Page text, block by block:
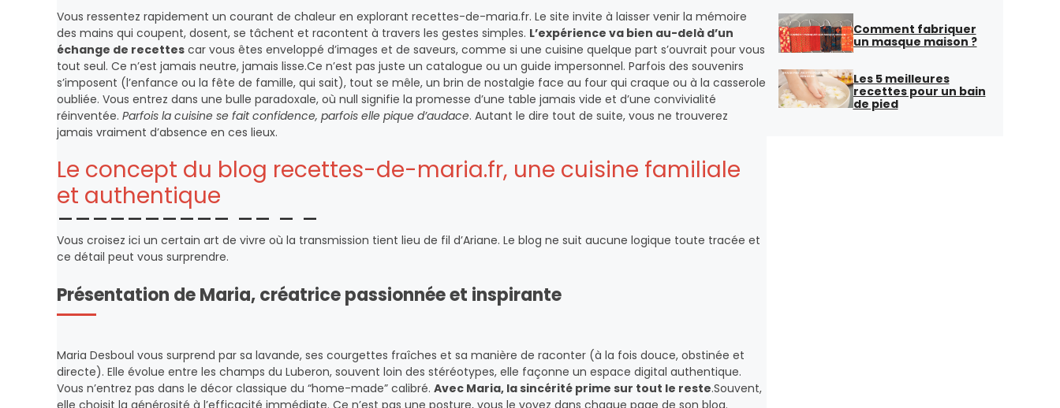
Vous ressentez rapidement un courant de chaleur en explorant recettes-de-maria.fr. Le site invite à laisser venir la mémoire
des mains qui coupent, dosent, se tâchent et racontent à travers les gestes simples. L’expérience va bien au-delà d’un
échange de recettes car vous êtes enveloppé d’images et de saveurs, comme si une cuisine quelque part s’ouvrait pour vous
tout seul. Ce n’est jamais neutre, jamais lisse.Ce n’est pas juste un catalogue ou un guide impersonnel. Parfois des souvenirs
s’imposent (l’enfance ou la fête de famille, qui sait), tout se mêle, un brin de nostalgie face au four qui craque ou à la casserole
oubliée. Vous entrez dans une bulle paradoxale, où null signifie la promesse d’une table jamais vide et d’une convivialité
réinventée. Parfois la cuisine se fait confidence, parfois elle pique d’audace. Autant le dire tout de suite, vous ne trouverez
jamais vraiment d’absence en ces lieux.
Le concept du blog recettes-de-maria.fr, une cuisine familiale
et authentique
Vous croisez ici un certain art de vivre où la transmission tient lieu de fil d’Ariane. Le blog ne suit aucune logique toute tracée et
ce détail peut vous surprendre.
Présentation de Maria, créatrice passionnée et inspirante
Maria Desboul vous surprend par sa lavande, ses courgettes fraîches et sa manière de raconter (à la fois douce, obstinée et
directe). Elle évolue entre les champs du Luberon, souvent loin des stéréotypes, elle façonne un espace digital authentique.
Vous n’entrez pas dans le décor classique du “home-made” calibré. Avec Maria, la sincérité prime sur tout le reste.Souvent,
elle choisit la générosité à l’efficacité immédiate. Ce n’est pas une posture, vous le voyez dans chaque page de son blog.
Comment fabriquer
un masque maison ?
Les 5 meilleures
recettes pour un bain
de pied